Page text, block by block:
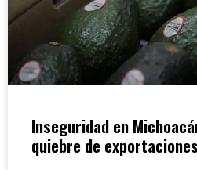
Inseguridad en
quiebre de